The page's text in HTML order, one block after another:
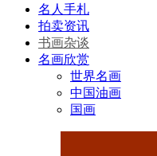
名人手札
拍卖资讯
书画杂谈
名画欣赏
世界名画
中国油画
国画